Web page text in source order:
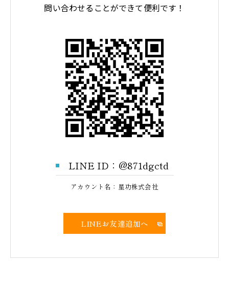
問い合わせることができて便利です！
LINE ID：@871dgctd
アカウント名：星功株式会社
LINEお友達追加へ